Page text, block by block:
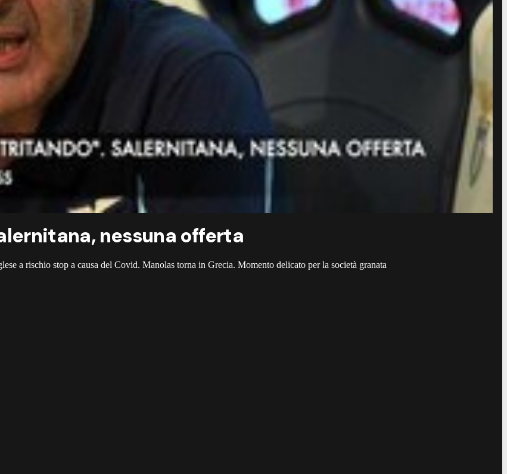
nessuna offerta
a rischio stop a causa del Covid. Manolas torna in Grecia. Momento delicato per la società granata